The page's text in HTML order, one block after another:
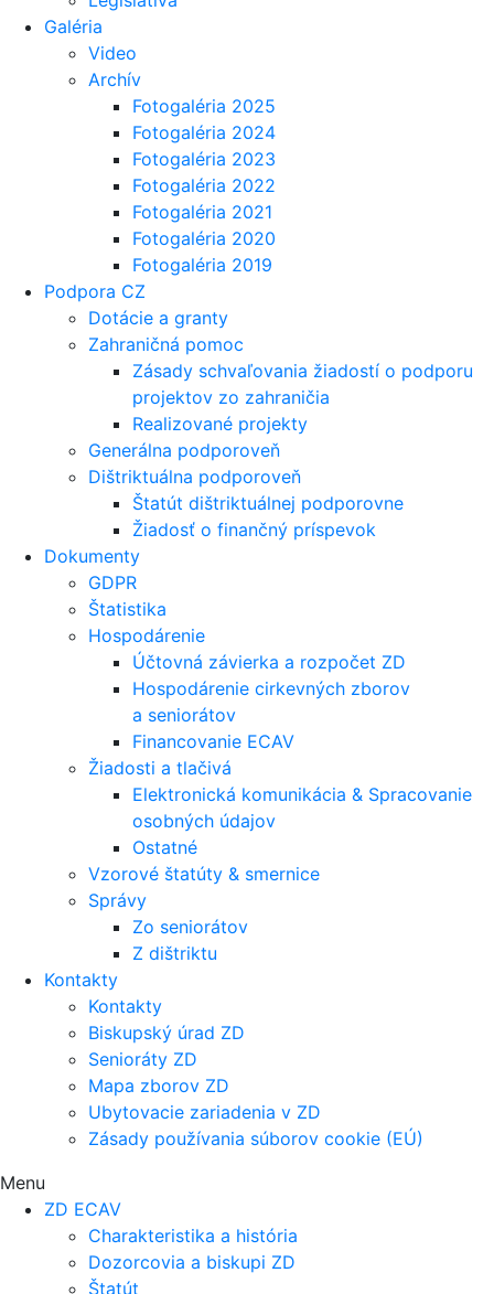
Galéria
Video
Archív
Fotogaléria 2025
Fotogaléria 2024
Fotogaléria 2023
Fotogaléria 2022
Fotogaléria 2021
Fotogaléria 2020
Fotogaléria 2019
Podpora CZ
Dotácie a granty
Zahraničná pomoc
Zásady schvaľovania žiadostí o podporu
projektov zo zahraničia
Realizované projekty
Generálna podporoveň
Dištriktuálna podporoveň
Štatút dištriktuálnej podporovne
Žiadosť o finančný príspevok
Dokumenty
GDPR
Štatistika
Hospodárenie
Účtovná závierka a rozpočet ZD
Hospodárenie cirkevných zborov
a seniorátov
Financovanie ECAV
Žiadosti a tlačivá
Elektronická komunikácia & Spracovanie
osobných údajov
Ostatné
Vzorové štatúty & smernice
Správy
Zo seniorátov
Z dištriktu
Kontakty
Kontakty
Biskupský úrad ZD
Senioráty ZD
Mapa zborov ZD
Ubytovacie zariadenia v ZD
Zásady používania súborov cookie (EÚ)
Menu
ZD ECAV
Charakteristika a história
Dozorcovia a biskupi ZD
Štatút